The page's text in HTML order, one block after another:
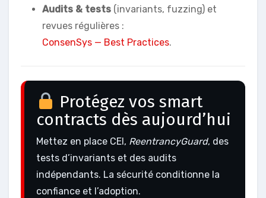
Audits & tests (invariants, fuzzing) et
revues régulières :
ConsenSys — Best Practices.
Protégez vos smart
contracts dès aujourd’hui
Mettez en place CEI, ReentrancyGuard, des
tests d’invariants et des audits
indépendants. La sécurité conditionne la
confiance et l’adoption.